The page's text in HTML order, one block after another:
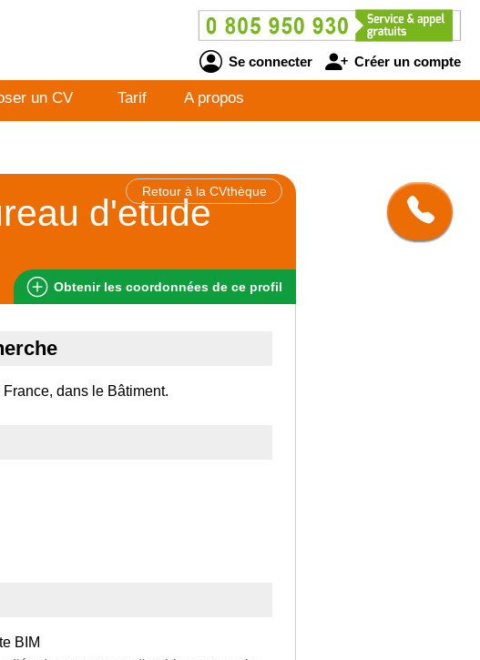
Se connecter Créer un compte
un CV Tarif A propos
Retour à la CVthèque
d'etude
Obtenir les coordonnées de ce profil
dans le Bâtiment.
BIM